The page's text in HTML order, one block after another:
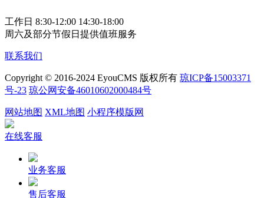
工作日 8:30-12:00 14:30-18:00
周六及部分节假日提供值班服务
联系我们
Copyright © 2016-2024 EyouCMS 版权所有 琼ICP备15003371
号-23 琼公网安备46010602000484号
网站地图 XML地图 小程序模版网
在线客服
业务客服
售后客服